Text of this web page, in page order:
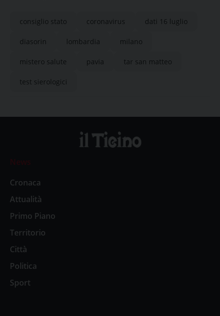
consiglio stato coronavirus dati 16 luglio
diasorin lombardia milano
mistero salute pavia tar san matteo
test sierologici
News
Cronaca
Attualità
Primo Piano
Territorio
Città
Politica
Sport